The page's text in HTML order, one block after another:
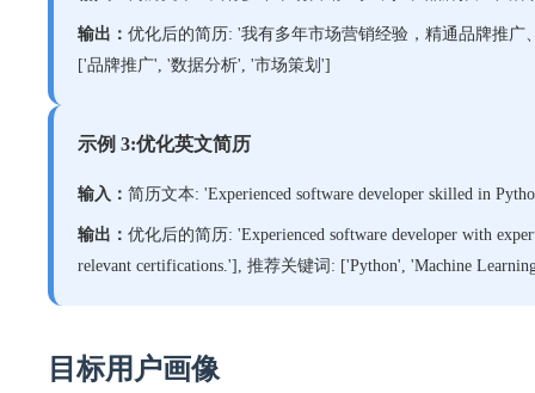
输出： 优化后的简历: '我有多年市场营销经验，精通品牌推
['品牌推广', '数据分析', '市场策划']
示例 3:优化英文简历
输入： 简历文本: 'Experienced software developer skilled in
输出： 优化后的简历: 'Experienced software developer with
relevant certifications.'], 推荐关键词: ['Python', 'Machine
目标用户画像